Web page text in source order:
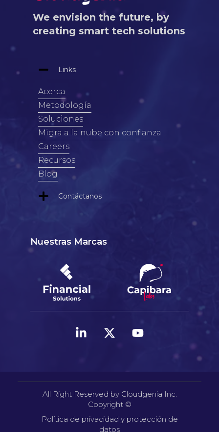
We envision the future, by
creating smart tech solutions
Links
Acerca
Metodología
Soluciones
Migra a la nube con confianza
Careers
Recursos
Blog
Contáctanos
Nuestras Marcas
All Right Reserved by Cloudgenia Inc.
Copyright ©
Política de privacidad y protección de
datos